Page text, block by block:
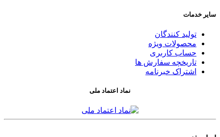
سایر خدمات
تولید کنندگان
محصولات ویژه
حساب کاربری
تاریخچه سفارش ها
اشتراک خبرنامه
نماد اعتماد ملی